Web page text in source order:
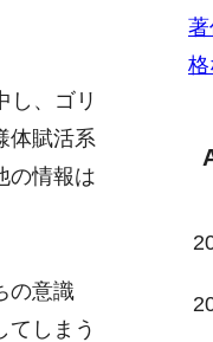
し、ゴリ
体賦活系
の情報は
の意識
てしまう